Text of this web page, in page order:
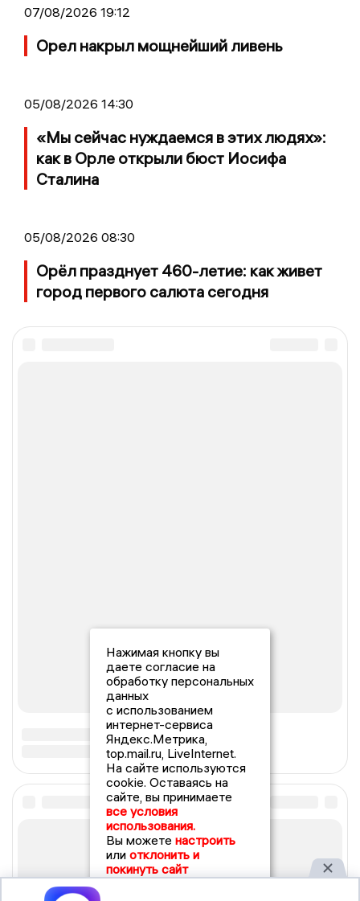
07/08/2026 19:12
Орел накрыл мощнейший ливень
05/08/2026 14:30
«Мы сейчас нуждаемся в этих людях»:
как в Орле открыли бюст Иосифа
Сталина
05/08/2026 08:30
Орёл празднует 460-летие: как живет
город первого салюта сегодня
Нажимая кнопку вы
даете согласие на
обработку персональных
данных
с использованием
интернет-сервиса
Яндекс.Метрика,
top.mail.ru, LiveInternet.
На сайте используются
cookie. Оставаясь на
сайте, вы принимаете
все условия
использования.
Вы можете настроить
или отклонить и
покинуть сайт